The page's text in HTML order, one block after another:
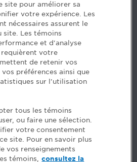
800, Montréal (Québec)
appel à notre équipe >
dans votre carrière? Voyez
>
site pour améliorer sa
votre expérience. Les
nécessaires assurent le
site. Les témoins
et d'analyse
votre
de retenir vos
préférences ainsi que
sur l'utilisation
tous les témoins
ou faire une sélection.
votre consentement
site. Pour en savoir plus
vos renseignements
témoins, consultez la